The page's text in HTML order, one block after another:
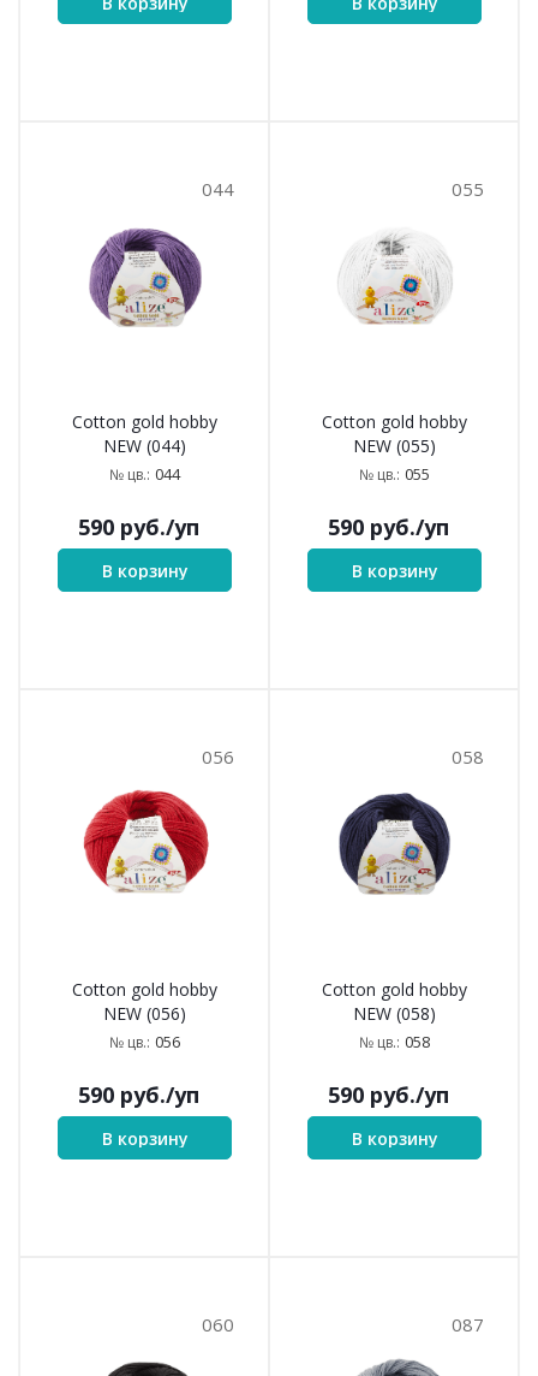
044
Cotton gold hobby
NEW (044)
№ цв.: 044
590 руб./уп
В корзину
055
Cotton gold hobby
NEW (055)
№ цв.: 055
590 руб./уп
В корзину
056
Cotton gold hobby
NEW (056)
№ цв.: 056
590 руб./уп
В корзину
058
Cotton gold hobby
NEW (058)
№ цв.: 058
590 руб./уп
В корзину
060 087